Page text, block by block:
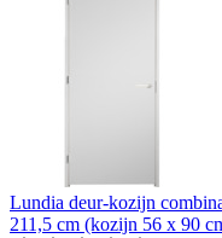
Lundia deur-kozijn
211,5 cm (kozijn 56 x 90